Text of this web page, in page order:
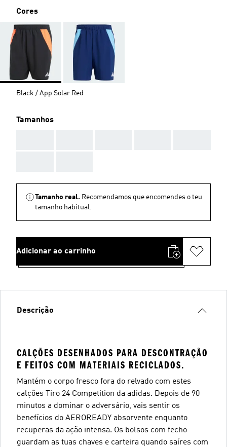
Cores
Black / App Solar Red
Tamanhos
Tamanho real. Recomendamos que encomendes o teu
tamanho habitual.
Adicionar ao carrinho
Descrição
CALÇÕES DESENHADOS PARA DESCONTRAÇÃO
E FEITOS COM MATERIAIS RECICLADOS.
Mantém o corpo fresco fora do relvado com estes
calções Tiro 24 Competition da adidas. Depois de 90
minutos a dominar o adversário, vais sentir os
benefícios do AEROREADY absorvente enquanto
recuperas da ação intensa. Os bolsos com fecho
guardam as tuas chaves e carteira quando saíres com